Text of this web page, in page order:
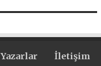
Yazarlar İletişim